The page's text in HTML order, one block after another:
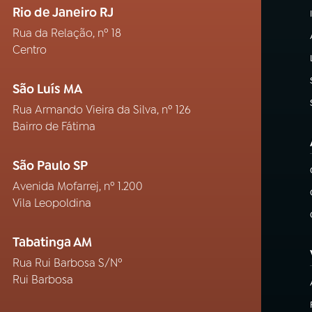
Rio de Janeiro RJ
Rua da Relação, nº 18
Centro
São Luís MA
Rua Armando Vieira da Silva, nº 126
Bairro de Fátima
São Paulo SP
Avenida Mofarrej, nº 1.200
Vila Leopoldina
Tabatinga AM
Rua Rui Barbosa S/Nº
Rui Barbosa